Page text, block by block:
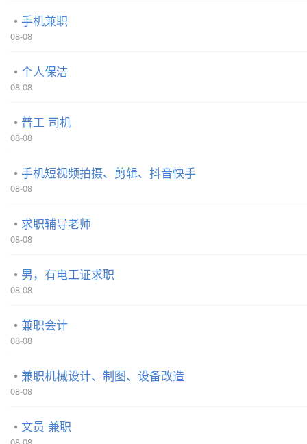
手机兼职
08-08
个人保洁
08-08
普工 司机
08-08
手机短视频拍摄、剪辑、抖音快手
08-08
求职辅导老师
08-08
男，有电工证求职
08-08
兼职会计
08-08
兼职机械设计、制图、设备改造
08-08
文员 兼职